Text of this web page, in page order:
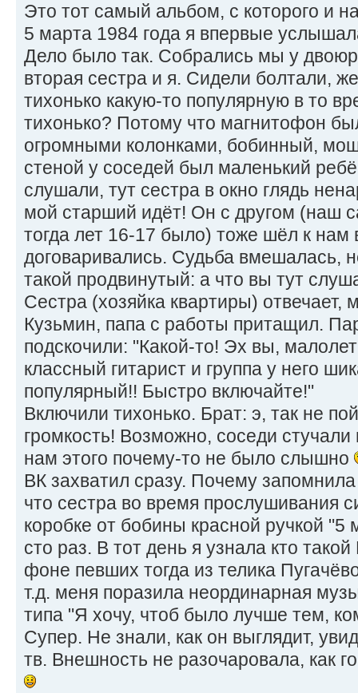
Это тот самый альбом, с которого и
5 марта 1984 года я впервые
Дело было так. Собрались мы у
вторая сестра и я. Сидели болтали,
тихонько какую-то популярную в то
тихонько? Потому что магнитофон
огромными колонками, бобинный,
стеной у соседей был маленький
слушали, тут сестра в окно глядь
мой старший идёт! Он с другом (наш
тогда лет 16-17 было) тоже шёл к нам
договаривались. Судьба вмешалась,
такой продвинутый: а что вы тут
Сестра (хозяйка квартиры) отвечает,
Кузьмин, папа с работы притащил.
подскочили: "Какой-то! Эх вы,
классный гитарист и группа у него
популярный!! Быстро включайте!"
Включили тихонько. Брат: э, так не
громкость! Возможно, соседи
нам этого почему-то не было слышно
ВК захватил сразу. Почему
что сестра во время прослушивания
коробке от бобины красной ручкой "5
сто раз. В тот день я узнала кто
фоне певших тогда из телика
т.д. меня поразила неординарная
типа "Я хочу, чтоб было лучше тем,
Супер. Не знали, как он выглядит,
тв. Внешность не разочаровала, как